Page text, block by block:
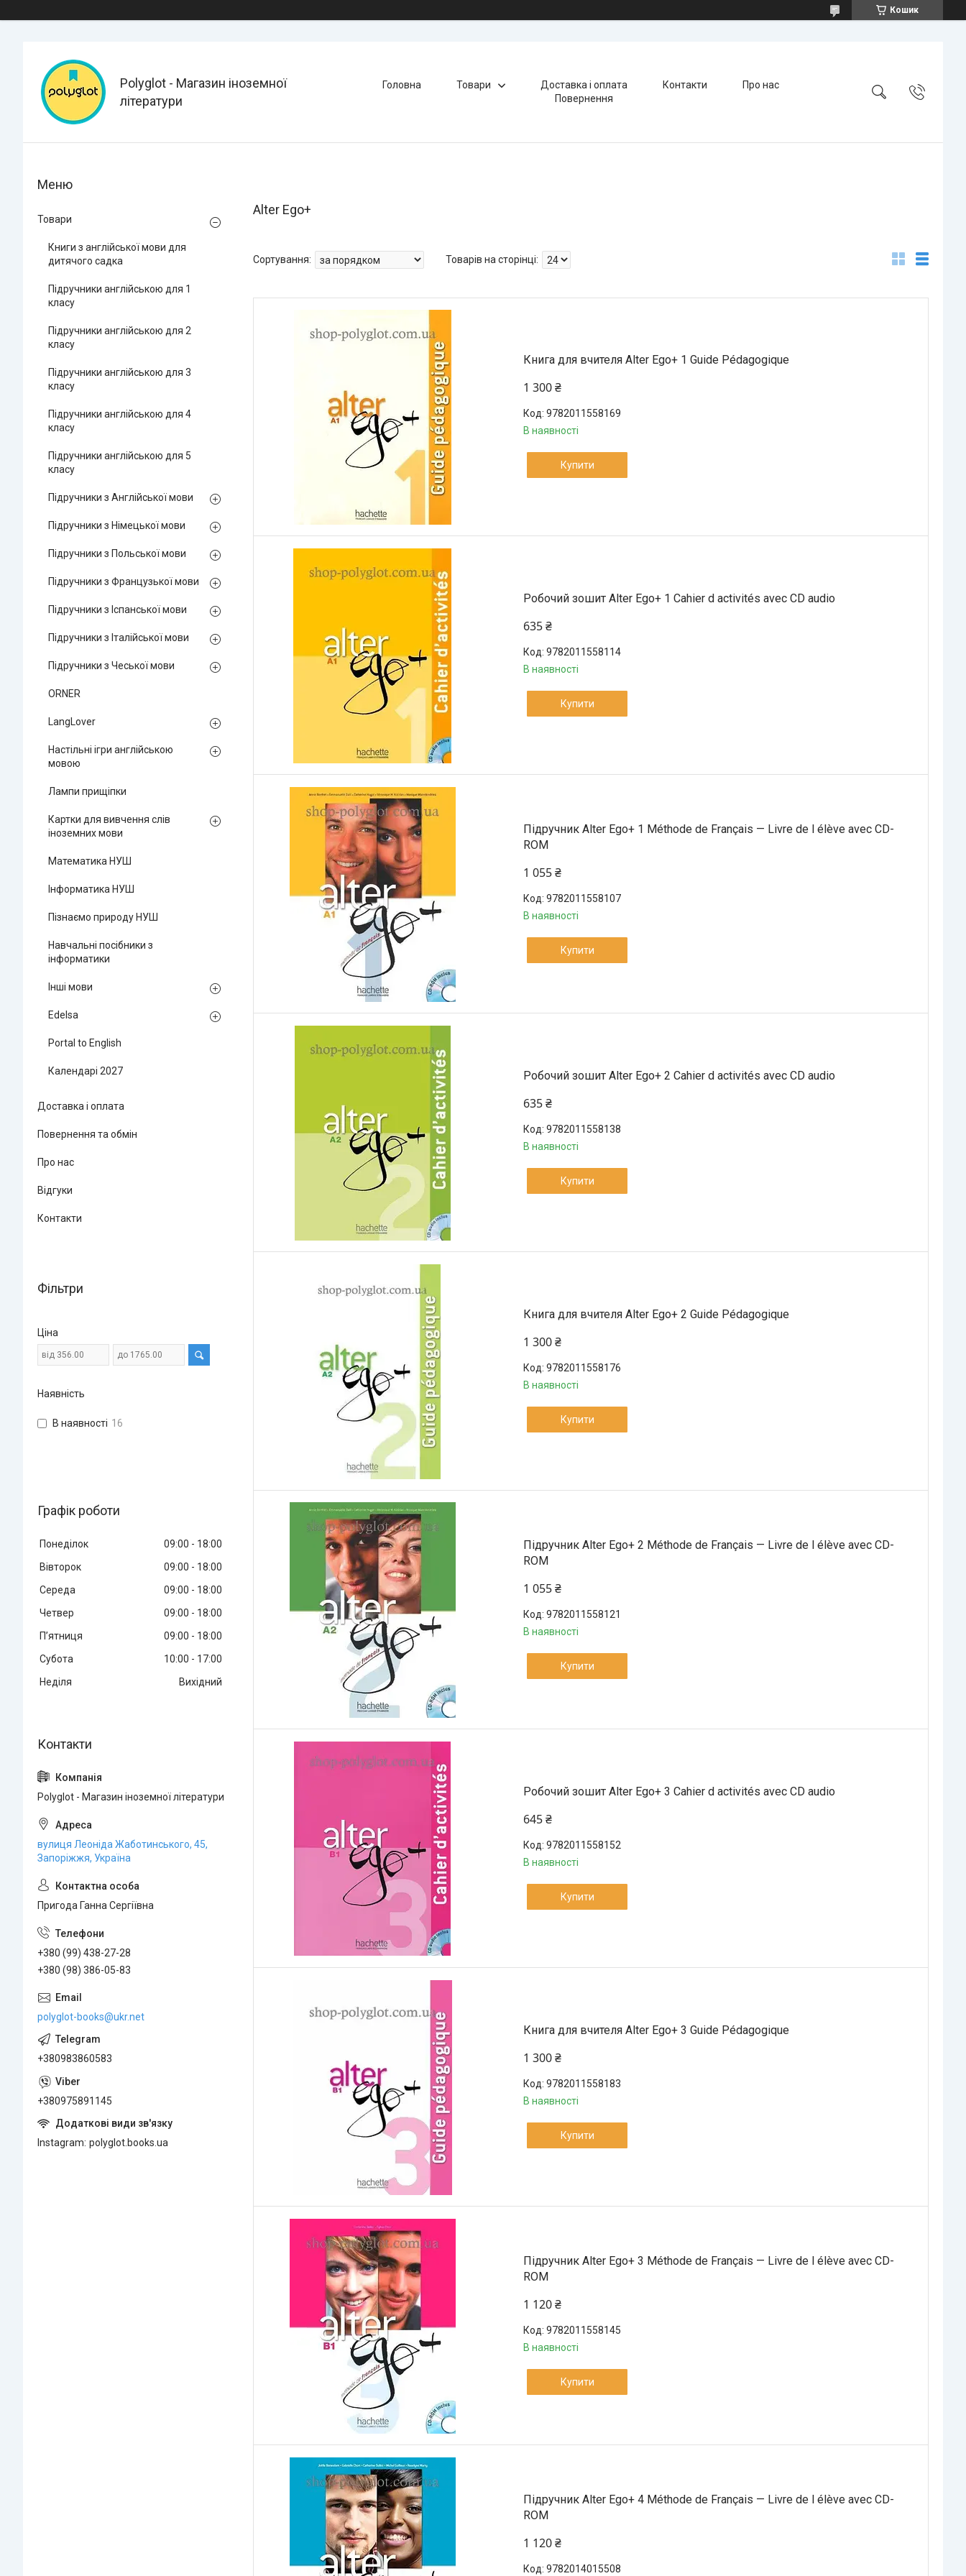
Кошик
Polyglot - Магазин іноземної
літератури
Головна Товари Доставка і оплата Контакти
Про нас
Повернення
Alter Ego+
Книга для вчителя Alter Ego+ 1 Guide Pédagogique
1 300 ₴
9782011558169
В наявності
Купити
Робочий зошит Alter Ego+ 1 Cahier d activités avec CD audio
635 ₴
9782011558114
В наявності
Купити
Підручник Alter Ego+ 1 Méthode de Français — Livre de l élève avec CD-
ROM
1 055 ₴
9782011558107
В наявності
Купити
Робочий зошит Alter Ego+ 2 Cahier d activités avec CD audio
635 ₴
9782011558138
В наявності
Купити
Книга для вчителя Alter Ego+ 2 Guide Pédagogique
1 300 ₴
9782011558176
В наявності
Купити
Підручник Alter Ego+ 2 Méthode de Français — Livre de l élève avec CD-
ROM
1 055 ₴
9782011558121
В наявності
Купити
Робочий зошит Alter Ego+ 3 Cahier d activités avec CD audio
645 ₴
9782011558152
В наявності
Купити
Книга для вчителя Alter Ego+ 3 Guide Pédagogique
1 300 ₴
9782011558183
В наявності
Купити
Підручник Alter Ego+ 3 Méthode de Français — Livre de l élève avec CD-
ROM
1 120 ₴
9782011558145
В наявності
Купити
Підручник Alter Ego+ 4 Méthode de Français — Livre de l élève avec CD-
ROM
1 120 ₴
9782014015508
Товари
Книги з англійської мови для
дитячого садка
Підручники англійською для 1
класу
Підручники англійською для 2
класу
Підручники англійською для 3
класу
Підручники англійською для 4
класу
Підручники англійською для 5
класу
Підручники з Англійської мови
Підручники з Німецької мови
Підручники з Польської мови
Підручники з Французької мови
Підручники з Іспанської мови
Підручники з Італійської мови
Підручники з Чеської мови
ORNER
LangLover
Настільні ігри англійською
мовою
Лампи прищіпки
Картки для вивчення слів
іноземних мови
Математика НУШ
Інформатика НУШ
Пізнаємо природу НУШ
Навчальні посібники з
інформатики
Інші мови
Edelsa
Portal to English
Календарі 2027
Доставка і оплата
Повернення та обмін
Про нас
Відгуки
Контакти
Фільтри
Ціна
Наявність
В наявності 16
Графік роботи
Понеділок 09:00
18:00
Вівторок
09:00
18:00
Середа
09:00
18:00
Четвер
09:00
18:00
Пʼятниця
09:00
18:00
Субота
10:00
17:00
Неділя
Вихідний
Polyglot - Магазин іноземної літератури
вулиця Леоніда Жаботинського, 45,
Запоріжжя, Україна
Пригода Ганна Сергіївна
+380 (99) 438-27-28
+380 (98) 386-05-83
polyglot-books@ukr.net
+380983860583
+380975891145
Instagram polyglot.books.ua